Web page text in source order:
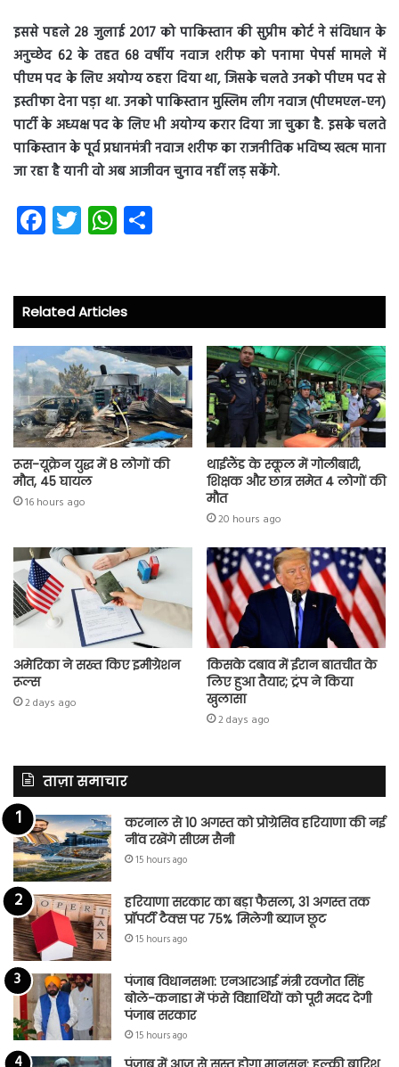
इससे पहले 28 जुलाई 2017 को पाकिस्तान की सुप्रीम कोर्ट ने संविधान के
अनुच्छेद 62 के तहत 68 वर्षीय नवाज शरीफ को पनामा पेपर्स मामले में
पीएम पद के लिए अयोग्य ठहरा दिया था, जिसके चलते उनको पीएम पद से
इस्तीफा देना पड़ा था. उनको पाकिस्तान मुस्लिम लीग नवाज (पीएमएल-एन)
पार्टी के अध्यक्ष पद के लिए भी अयोग्य करार दिया जा चुका है. इसके चलते
पाकिस्तान के पूर्व प्रधानमंत्री नवाज शरीफ का राजनीतिक भविष्य खत्म माना
जा रहा है यानी वो अब आजीवन चुनाव नहीं लड़ सकेंगे.
Fa
ce
o
ok
T
wi
er
W
ha
A
p
p
Related Articles
रूस-यूक्रेन युद्ध में 8 लोगों की
मौत, 45 घायल
16 hours ago
थाईलैंड के स्कूल में गोलीबारी,
शिक्षक और छात्र समेत 4 लोगों की
मौत
20 hours ago
अमेरिका ने सख्त किए इमीग्रेशन
रूल्स
2 days ago
किसके दबाव में ईरान बातचीत के
लिए हुआ तैयार; ट्रंप ने किया
खुलासा
2 days ago
ताज़ा समाचार
करनाल से 10 अगस्त को प्रोग्रेसिव हरियाणा की नई
नींव रखेंगे सीएम सैनी
15 hours ago
हरियाणा सरकार का बड़ा फैसला, 31 अगस्त तक
प्रॉपर्टी टैक्स पर 75% मिलेगी ब्याज छूट
15 hours ago
पंजाब विधानसभा: एनआरआई मंत्री रवजोत सिंह
बोले-कनाडा में फंसे विद्यार्थियों को पूरी मदद देगी
पंजाब सरकार
15 hours ago